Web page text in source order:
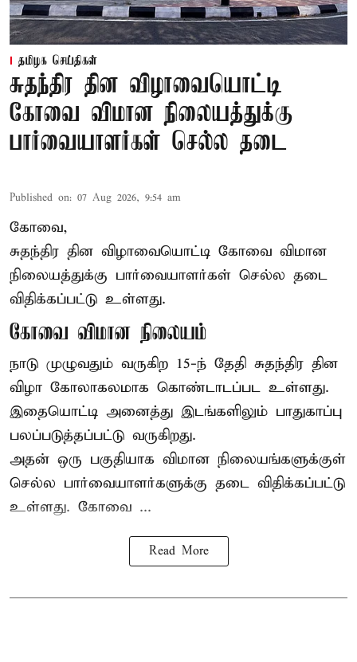
தமிழக செய்திகள்
சுதந்திர தின விழாவையொட்டி
கோவை விமான நிலையத்துக்கு
பார்வையாளர்கள் செல்ல தடை
Published on: 07 Aug 2026, 9:54 am
கோவை,
சுதந்திர தின விழாவையொட்டி கோவை விமான
நிலையத்துக்கு பார்வையாளர்கள் செல்ல தடை
விதிக்கப்பட்டு உள்ளது.
கோவை விமான நிலையம்
நாடு முழுவதும் வருகிற 15-ந் தேதி சுதந்திர தின
விழா கோலாகலமாக கொண்டாடப்பட உள்ளது.
இதையொட்டி அனைத்து இடங்களிலும் பாதுகாப்பு
பலப்படுத்தப்பட்டு வருகிறது.
அதன் ஒரு பகுதியாக விமான நிலையங்களுக்குள்
செல்ல பார்வையாளர்களுக்கு தடை விதிக்கப்பட்டு
உள்ளது. கோவை ...
Read More